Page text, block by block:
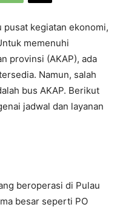
pusat kegiatan ekonomi,
memenuhi
provinsi (AKAP), ada
Namun, salah
bus AKAP. Berikut
jadwal dan layanan
beroperasi di Pulau
besar seperti PO